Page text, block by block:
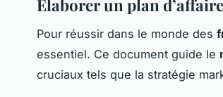
Élaborer un plan
Pour réussir dans le monde des
essentiel. Ce document guide le
cruciaux tels que la stratégie